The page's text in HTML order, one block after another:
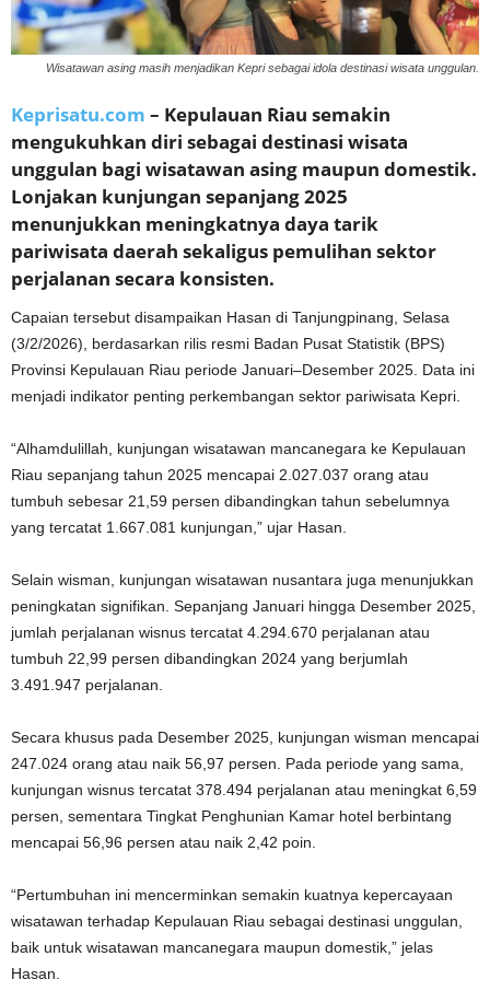
Wisatawan asing masih menjadikan Kepri sebagai idola destinasi wisata unggulan.
Keprisatu.com – Kepulauan Riau semakin
mengukuhkan diri sebagai destinasi wisata
unggulan bagi wisatawan asing maupun domestik.
Lonjakan kunjungan sepanjang 2025
menunjukkan meningkatnya daya tarik
pariwisata daerah sekaligus pemulihan sektor
perjalanan secara konsisten.
Capaian tersebut disampaikan Hasan di Tanjungpinang, Selasa
(3/2/2026), berdasarkan rilis resmi Badan Pusat Statistik (BPS)
Provinsi Kepulauan Riau periode Januari–Desember 2025. Data ini
menjadi indikator penting perkembangan sektor pariwisata Kepri.
“Alhamdulillah, kunjungan wisatawan mancanegara ke Kepulauan
Riau sepanjang tahun 2025 mencapai 2.027.037 orang atau
tumbuh sebesar 21,59 persen dibandingkan tahun sebelumnya
yang tercatat 1.667.081 kunjungan,” ujar Hasan.
Selain wisman, kunjungan wisatawan nusantara juga menunjukkan
peningkatan signifikan. Sepanjang Januari hingga Desember 2025,
jumlah perjalanan wisnus tercatat 4.294.670 perjalanan atau
tumbuh 22,99 persen dibandingkan 2024 yang berjumlah
3.491.947 perjalanan.
Secara khusus pada Desember 2025, kunjungan wisman mencapai
247.024 orang atau naik 56,97 persen. Pada periode yang sama,
kunjungan wisnus tercatat 378.494 perjalanan atau meningkat 6,59
persen, sementara Tingkat Penghunian Kamar hotel berbintang
mencapai 56,96 persen atau naik 2,42 poin.
“Pertumbuhan ini mencerminkan semakin kuatnya kepercayaan
wisatawan terhadap Kepulauan Riau sebagai destinasi unggulan,
baik untuk wisatawan mancanegara maupun domestik,” jelas
Hasan.